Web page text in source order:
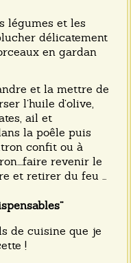
légumes et les
délicatement
en gardan
et la mettre de
l’huile d’olive,
ail et
la poêle puis
confit ou à
revenir le
et retirer du feu ...
de cuisine que je
!